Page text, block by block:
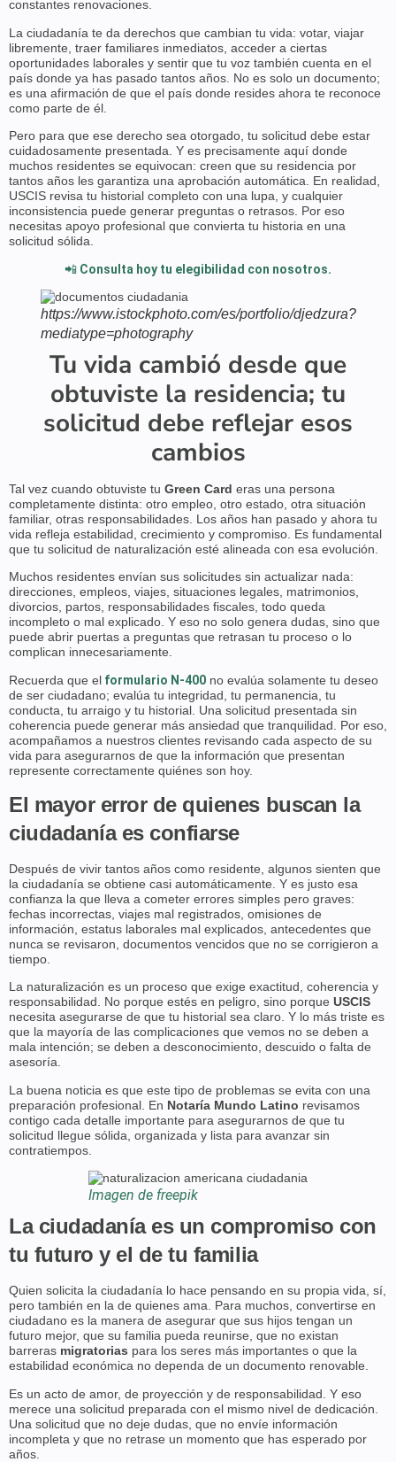
constantes renovaciones.
La ciudadanía te da derechos que cambian tu vida: votar, viajar
libremente, traer familiares inmediatos, acceder a ciertas
oportunidades laborales y sentir que tu voz también cuenta en el
país donde ya has pasado tantos años. No es solo un documento;
es una afirmación de que el país donde resides ahora te reconoce
como parte de él.
Pero para que ese derecho sea otorgado, tu solicitud debe estar
cuidadosamente presentada. Y es precisamente aquí donde
muchos residentes se equivocan: creen que su residencia por
tantos años les garantiza una aprobación automática. En realidad,
USCIS revisa tu historial completo con una lupa, y cualquier
inconsistencia puede generar preguntas o retrasos. Por eso
necesitas apoyo profesional que convierta tu historia en una
solicitud sólida.
📲 Consulta hoy tu elegibilidad con nosotros.
https://www.istockphoto.com/es/portfolio/djedzura?
mediatype=photography
Tu vida cambió desde que
obtuviste la residencia; tu
solicitud debe reflejar esos
cambios
Tal vez cuando obtuviste tu Green Card eras una persona
completamente distinta: otro empleo, otro estado, otra situación
familiar, otras responsabilidades. Los años han pasado y ahora tu
vida refleja estabilidad, crecimiento y compromiso. Es fundamental
que tu solicitud de naturalización esté alineada con esa evolución.
Muchos residentes envían sus solicitudes sin actualizar nada:
direcciones, empleos, viajes, situaciones legales, matrimonios,
divorcios, partos, responsabilidades fiscales, todo queda
incompleto o mal explicado. Y eso no solo genera dudas, sino que
puede abrir puertas a preguntas que retrasan tu proceso o lo
complican innecesariamente.
Recuerda que el formulario N-400 no evalúa solamente tu deseo
de ser ciudadano; evalúa tu integridad, tu permanencia, tu
conducta, tu arraigo y tu historial. Una solicitud presentada sin
coherencia puede generar más ansiedad que tranquilidad. Por eso,
acompañamos a nuestros clientes revisando cada aspecto de su
vida para asegurarnos de que la información que presentan
represente correctamente quiénes son hoy.
El mayor error de quienes buscan la
ciudadanía es confiarse
Después de vivir tantos años como residente, algunos sienten que
la ciudadanía se obtiene casi automáticamente. Y es justo esa
confianza la que lleva a cometer errores simples pero graves:
fechas incorrectas, viajes mal registrados, omisiones de
información, estatus laborales mal explicados, antecedentes que
nunca se revisaron, documentos vencidos que no se corrigieron a
tiempo.
La naturalización es un proceso que exige exactitud, coherencia y
responsabilidad. No porque estés en peligro, sino porque USCIS
necesita asegurarse de que tu historial sea claro. Y lo más triste es
que la mayoría de las complicaciones que vemos no se deben a
mala intención; se deben a desconocimiento, descuido o falta de
asesoría.
La buena noticia es que este tipo de problemas se evita con una
preparación profesional. En Notaría Mundo Latino revisamos
contigo cada detalle importante para asegurarnos de que tu
solicitud llegue sólida, organizada y lista para avanzar sin
contratiempos.
Imagen de freepik
La ciudadanía es un compromiso con
tu futuro y el de tu familia
Quien solicita la ciudadanía lo hace pensando en su propia vida, sí,
pero también en la de quienes ama. Para muchos, convertirse en
ciudadano es la manera de asegurar que sus hijos tengan un
futuro mejor, que su familia pueda reunirse, que no existan
barreras migratorias para los seres más importantes o que la
estabilidad económica no dependa de un documento renovable.
Es un acto de amor, de proyección y de responsabilidad. Y eso
merece una solicitud preparada con el mismo nivel de dedicación.
Una solicitud que no deje dudas, que no envíe información
incompleta y que no retrase un momento que has esperado por
años.